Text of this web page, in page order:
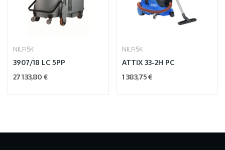
NILFISK
3907/18 LC 5PP
27 133,80 €
NILFISK
ATTIX 33-2H PC
1 383,75 €